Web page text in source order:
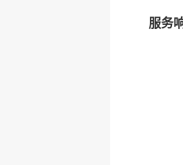
服务